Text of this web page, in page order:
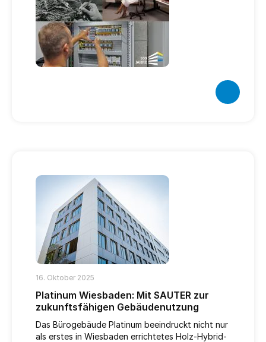
16. Oktober 2025
Platinum Wiesbaden: Mit SAUTER zur
zukunftsfähigen Gebäudenutzung
Das Bürogebäude Platinum beeindruckt nicht nur
als erstes in Wiesbaden errichtetes Holz-Hybrid-